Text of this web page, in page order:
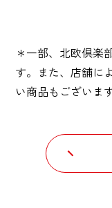
＊一部、北欧倶楽
す。また、店舗に
い商品もございます